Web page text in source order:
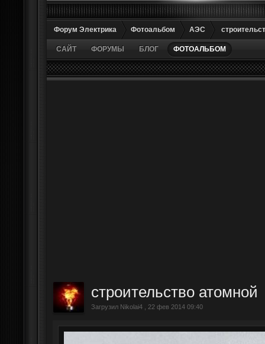
Форум Электрика Фотоальбом АЭС
САЙТ ФОРУМЫ БЛОГ ФОТОАЛЬБОМ
строительство атомной
Загрузил Nikolai4 , 22 фев 2014 09:40